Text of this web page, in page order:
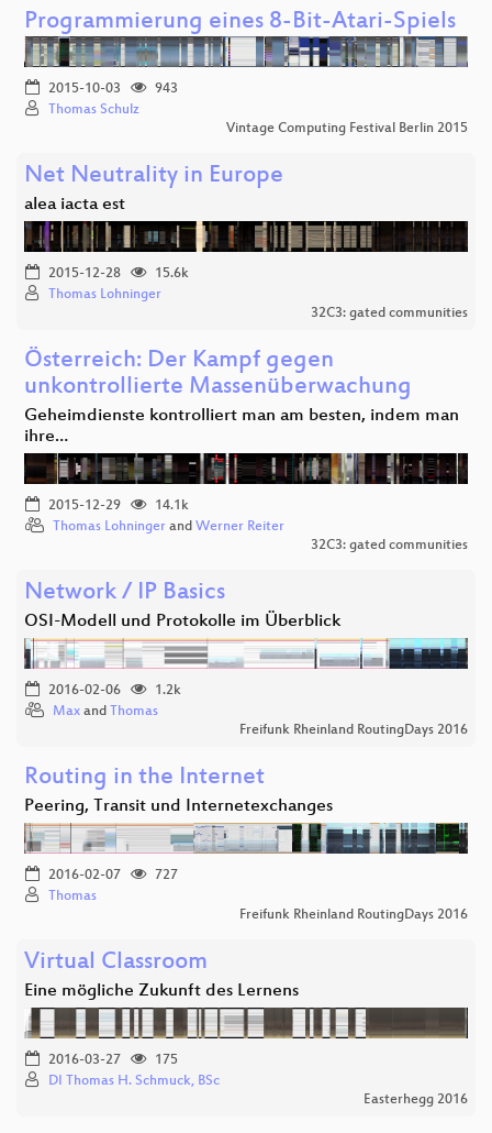
Programmierung eines 8-Bit-Atari-Spiels
2015-10-03
943
Thomas Schulz
Vintage Computing Festival Berlin 2015
Net Neutrality in Europe
alea iacta est
2015-12-28
15.6k
Thomas Lohninger
32C3: gated communities
Österreich: Der Kampf gegen
unkontrollierte Massenüberwachung
Geheimdienste kontrolliert man am besten, indem man
ihre…
2015-12-29
14.1k
Thomas Lohninger and Werner Reiter
32C3: gated communities
Network / IP Basics
OSI-Modell und Protokolle im Überblick
2016-02-06
1.2k
Max and Thomas
Freifunk Rheinland RoutingDays 2016
Routing in the Internet
Peering, Transit und Internetexchanges
2016-02-07
727
Thomas
Freifunk Rheinland RoutingDays 2016
Virtual Classroom
Eine mögliche Zukunft des Lernens
2016-03-27
175
DI Thomas H. Schmuck, BSc
Easterhegg 2016